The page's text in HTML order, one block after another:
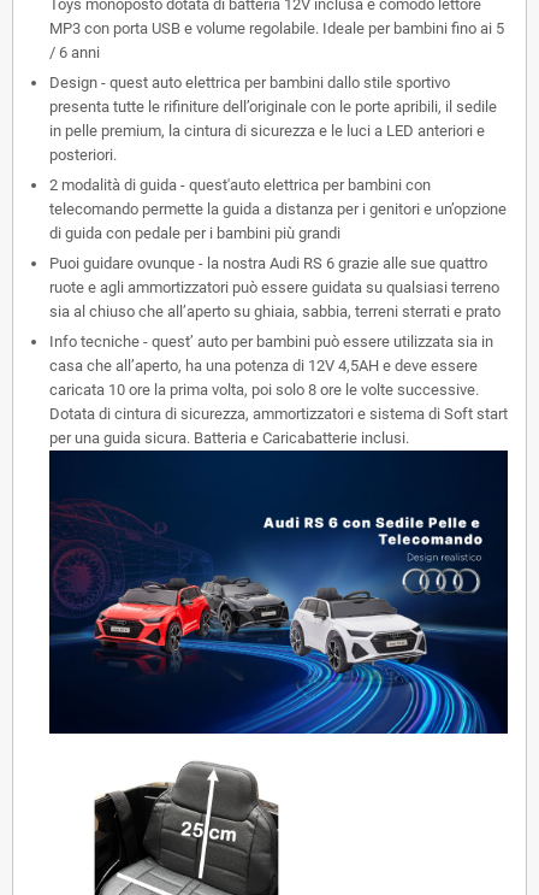
Toys monoposto dotata di batteria 12V inclusa e comodo lettore
MP3 con porta USB e volume regolabile. Ideale per bambini fino ai 5
/ 6 anni
Design - quest auto elettrica per bambini dallo stile sportivo
presenta tutte le rifiniture dell’originale con le porte apribili, il sedile
in pelle premium, la cintura di sicurezza e le luci a LED anteriori e
posteriori.
2 modalità di guida - quest'auto elettrica per bambini con
telecomando permette la guida a distanza per i genitori e un’opzione
di guida con pedale per i bambini più grandi
Puoi guidare ovunque - la nostra Audi RS 6 grazie alle sue quattro
ruote e agli ammortizzatori può essere guidata su qualsiasi terreno
sia al chiuso che all’aperto su ghiaia, sabbia, terreni sterrati e prato
Info tecniche - quest’ auto per bambini può essere utilizzata sia in
casa che all’aperto, ha una potenza di 12V 4,5AH e deve essere
caricata 10 ore la prima volta, poi solo 8 ore le volte successive.
Dotata di cintura di sicurezza, ammortizzatori e sistema di Soft start
per una guida sicura. Batteria e Caricabatterie inclusi.